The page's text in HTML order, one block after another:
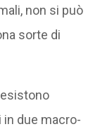
non si può
sorte di
due macro-